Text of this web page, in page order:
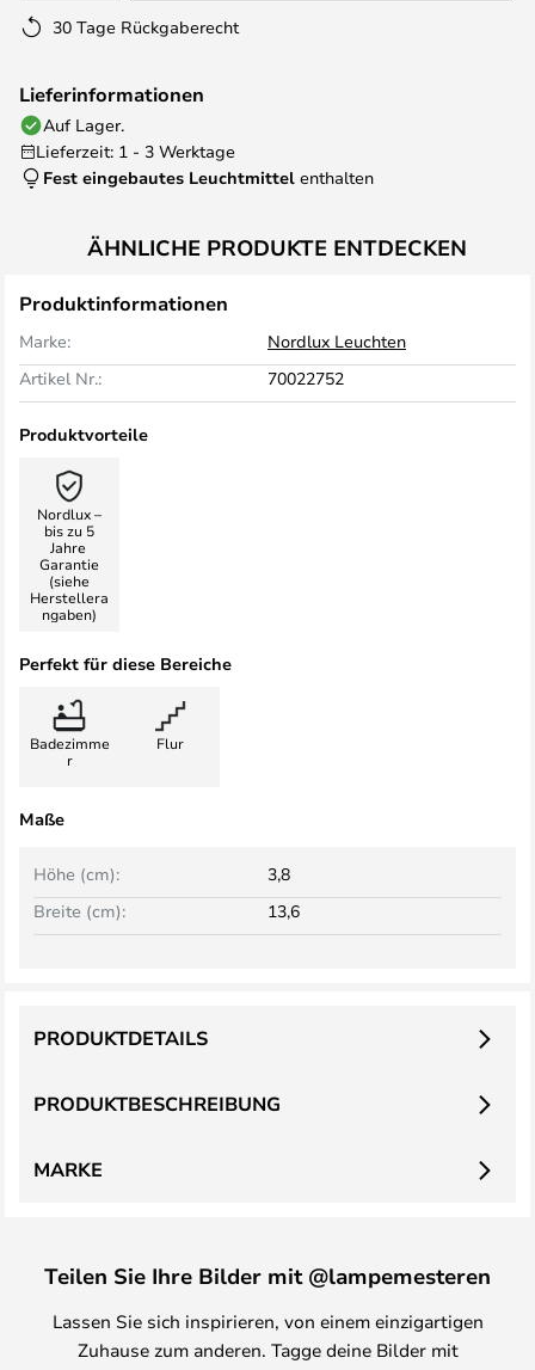
30 Tage Rückgaberecht
Lieferinformationen
Auf Lager.
Lieferzeit: 1 - 3 Werktage
Fest eingebautes Leuchtmittel enthalten
ÄHNLICHE PRODUKTE ENTDECKEN
Produktinformationen
Marke:
Nordlux Leuchten
Artikel Nr.:
70022752
Produktvorteile
Nordlux –
bis zu 5
Jahre
Garantie
(siehe
Herstellera
ngaben)
Perfekt für diese Bereiche
Badezimme
r
Flur
Maße
Breite (cm): 13,6
Höhe (cm): 3,8
PRODUKTBESCHREIBUNG
PRODUKTDETAILS
MARKE
Teilen Sie Ihre Bilder mit @lampemesteren
Lassen Sie sich inspirieren, von einem einzigartigen
Zuhause zum anderen. Tagge deine Bilder mit